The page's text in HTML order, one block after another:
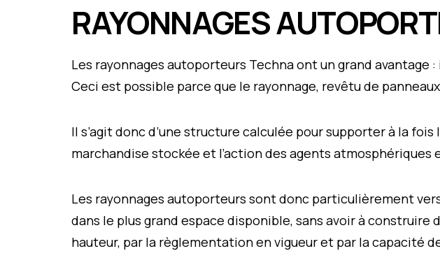
RAYONNAGES
Les rayonnages autoporteurs Techna ont un grand
Ceci est possible parce que le rayonnage, revêtu de
Il s’agit donc d’une structure calculée pour supporter à la
marchandise stockée et l’action des agents atmosphériques
Les rayonnages autoporteurs sont donc particulièrement
dans le plus grand espace disponible, sans avoir à
hauteur, par la règlementation en vigueur et par la capacité